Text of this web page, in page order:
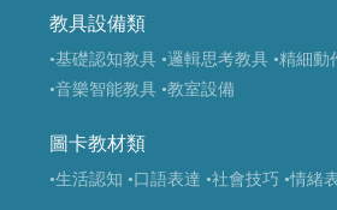
教具設備類
•基礎認知教具 •邏輯思考教具 •精細動
•音樂智能教具 •教室設備
圖卡教材類
•生活認知 •口語表達 •社會技巧 •情緒